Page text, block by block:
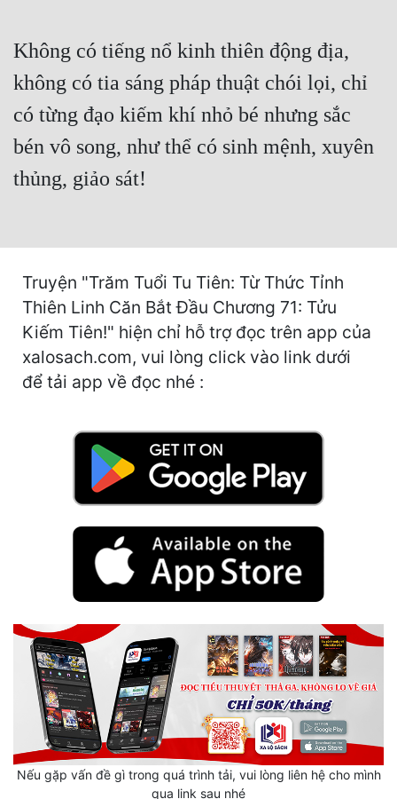
Góc Nhìn Nam
Góc Nhìn Nữ
Huyền Nghi
Hệ Thống
Học Đường
Khoa Huyễn Không Gian
Lịch Sử
Mưu Mô
Mạt Thế
Mỹ Thực
Ngôn Tình
Không có tiếng nổ kinh thiên động địa,
không có tia sáng pháp thuật chói lọi, chỉ
có từng đạo kiếm khí nhỏ bé nhưng sắc
bén vô song, như thể có sinh mệnh, xuyên
thủng, giảo sát!
Truyện "Trăm Tuổi Tu Tiên: Từ Thức Tỉnh
Thiên Linh Căn Bắt Đầu Chương 71: Tửu
Kiếm Tiên!" hiện chỉ hỗ trợ đọc trên app của
xalosach.com, vui lòng click vào link dưới
để tải app về đọc nhé :
Nếu gặp vấn đề gì trong quá trình tải, vui lòng liên hệ cho mình
qua link sau nhé